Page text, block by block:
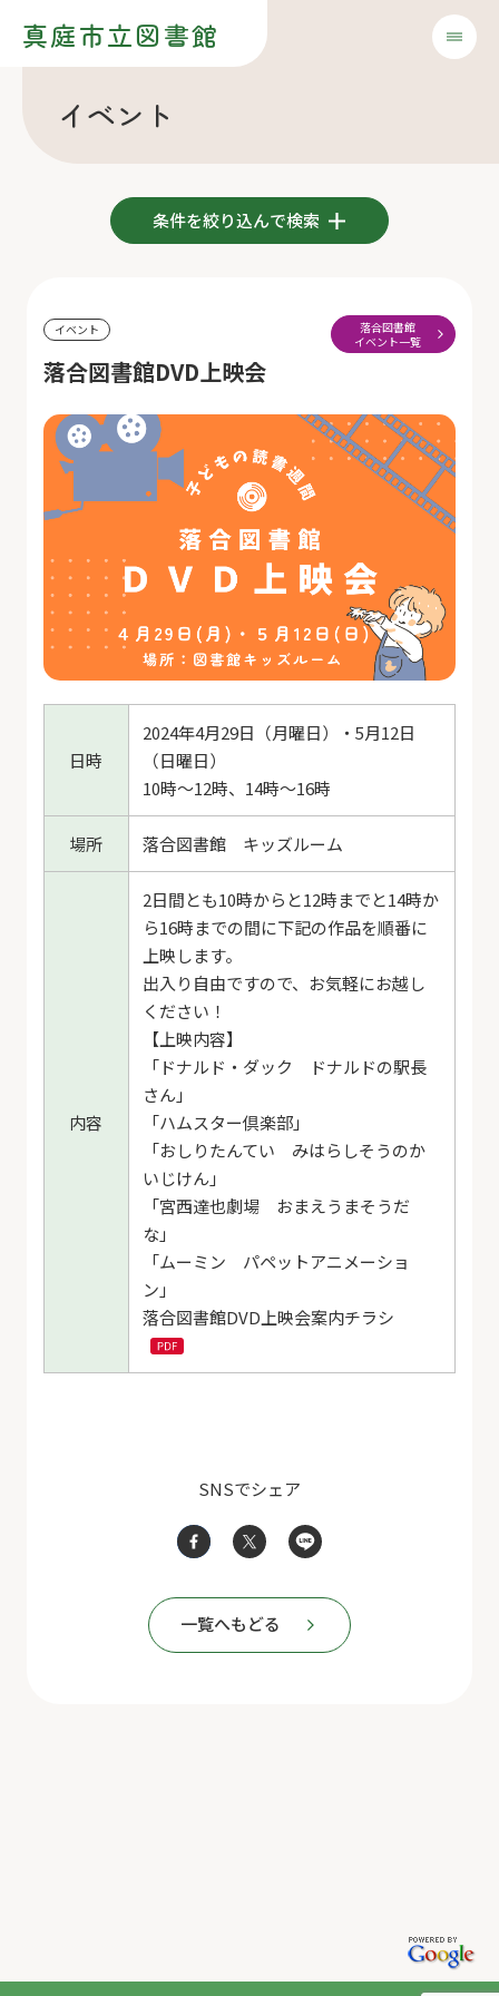
真庭市立図書館
イベント
条件を絞り込んで検索
イベント
落合図書館DVD上映会
落合図書館
イベント一覧
日時
2024年4月29日（月曜日）・5月12日
（日曜日）
10時～12時、14時～16時
場所 落合図書館 キッズルーム
内容
2日間とも10時からと12時までと14時か
ら16時までの間に下記の作品を順番に
上映します。
出入り自由ですので、お気軽にお越し
ください！
【上映内容】
「ドナルド・ダック ドナルドの駅長
さん」
「ハムスター倶楽部」
「おしりたんてい みはらしそうのか
いじけん」
「宮西達也劇場 おまえうまそうだ
な」
「ムーミン パペットアニメーショ
ン」
落合図書館DVD上映会案内チラシ
SNSでシェア
一覧へもどる